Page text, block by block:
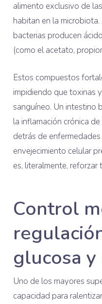
alimento exclusivo de
habitan en la
bacterias producen
(como el acetato,
Estos compuestos
impidiendo que toxinas
sanguíneo. Un intestino
la inflamación crónica
detrás de
envejecimiento celular
es, literalmente, reforzar
Control
glucosa
Uno de los mayores
capacidad para